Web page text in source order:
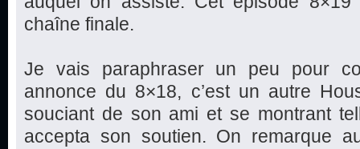
chaîne finale.
Je vais paraphraser un peu pour
annonce du 8×18, c’est un autre
souciant de son ami et se montrant
accepta son soutien. On remarque